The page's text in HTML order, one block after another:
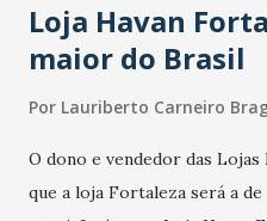
Loja Havan
maior do Brasil
Por Lauriberto Carneiro
O dono e vendedor das Lojas
que a loja Fortaleza será a